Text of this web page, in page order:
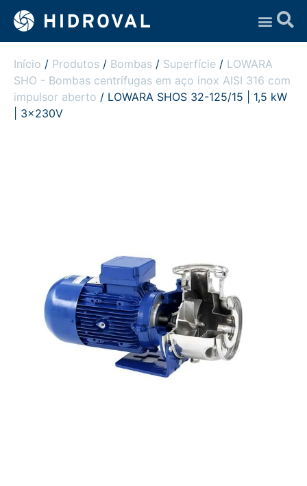
Início / Produtos / Bombas / Superfície / LOWARA
SHO - Bombas centrífugas em aço inox AISI 316 com
impulsor aberto / LOWARA SHOS 32-125/15 | 1,5 kW
| 3x230V